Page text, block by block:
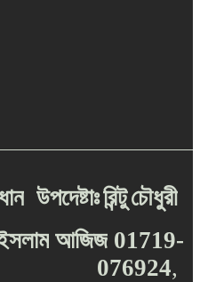
উপদেষ্টাঃরিন্টুচৌধুরী
আজিজ 01719-
076924,